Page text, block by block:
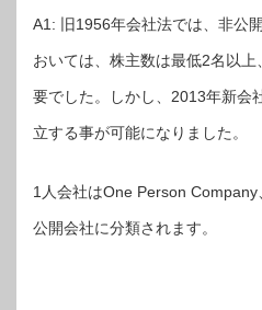
A1: 旧1956年会社法では、非公
おいては、株主数は最低2名以
要でした。しかし、2013年新会
立する事が可能になりました。
1人会社はOne Person
公開会社に分類されます。